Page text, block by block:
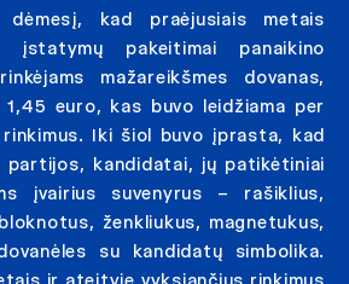
kad praėjusiais metais
įstatymų pakeitimai panaikino
mažareikšmes dovanas,
euro, kas buvo leidžiama per
rinkimus. Iki šiol buvo įprasta, kad
partijos, kandidatai, jų patikėtiniai
įvairius suvenyrus – rašiklius,
ženkliukus, magnetukus,
su kandidatų simbolika.